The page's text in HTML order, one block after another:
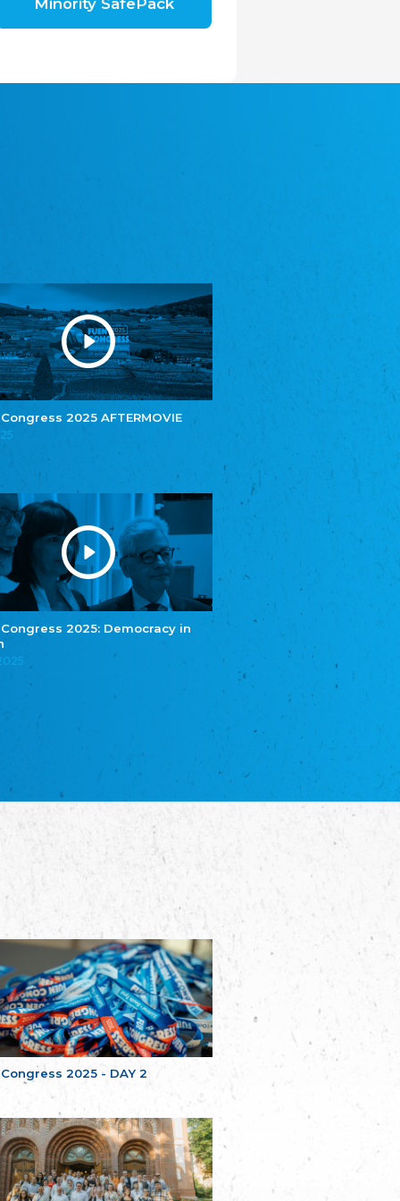
Congress 2025 AFTERMOVIE
Congress 2025: Democracy in
Congress 2025 - DAY 2
t./Zwězk Łužyskich Serbow z. t.
Youth of European Nationalities (YEN)
Youth of European Nationalities (YEN)
Zentralrat der Jenischen in Deutschland
e.V.
Central Council of Yenish in Germany
Zentralrat Deutscher Sinti und Roma
Związek Polaków w Niemczech
Bund Deutscher Nordschleswiger (BDN)
Grænseforeningen
Danish Border Association
Eestimaa Rahvuste Ühendus
Estonian Union of National Minorities
Eestimaa Valgevenelaste Assotsiatsioon
Estonian Belorusian Association
Estonian German Society
Некоммерческое объединение “Русская
школа Эстонии”
благотворительных обществ
Union of Russian Educational and Charitable
Plataforma per la Llengua
Occitania Football Association
Committee for regional action in Brittany
EL - le Mouvement d'Alsace-Lorraine
Elsaß-Lothringischer Volksbund EL
Skol Uhel Ar Vro – Institut Culturel de
Bretagne
The Cultural Institute of Brittany
Unser Land
Our Country
Svenska Finlands folkting/Folktinget
Assoziation der Deutschen Georgiens
"Einung"
Association of Germans of Georgia “Einung”
საერთო სამოქალაქო მოძრაობა -
მრავალეროვანი საქართველო
Minority SafePack